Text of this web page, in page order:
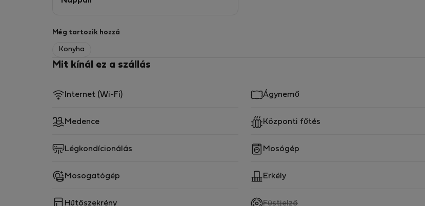
Még tartozik hozzá
Konyha
Mit kínál ez a szállás
Internet (Wi-Fi) Ágynemű
Medence Központi fűtés
Légkondícionálás Mosógép
Mosogatógép Erkély
Hűtőszekrény Füstjelző,